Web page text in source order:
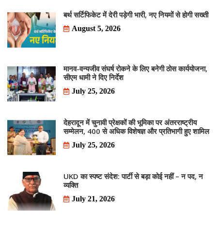
बर्थ सर्टिफिकेट में देरी पड़ेगी भारी, नए नियमों से होगी सख्ती
August 5, 2026
मानव-वन्यजीव संघर्ष रोकने के लिए बनेगी ठोस कार्ययोजना,
सीएम धामी ने दिए निर्देश
July 25, 2026
देहरादून में चुनावी प्रेक्षकों की भूमिका पर अंतरराष्ट्रीय
सम्मेलन, 400 से अधिक विशेषज्ञ और प्रतिभागी हुए शामिल
July 25, 2026
UKD का स्पष्ट संदेश: पार्टी से बड़ा कोई नहीं – न पद, न
व्यक्ति
July 21, 2026